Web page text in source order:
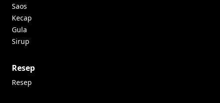
Saos
Kecap
Gula
Sirup
Resep
Resep